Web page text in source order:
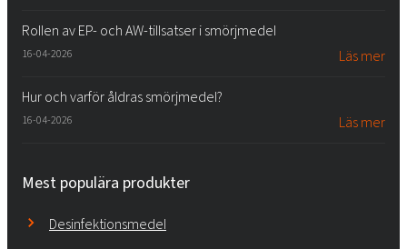
Rollen av EP- och AW-tillsatser i smörjmedel
16-04-2026 Läs mer
Hur och varför åldras smörjmedel?
16-04-2026 Läs mer
Mest populära produkter
Desinfektionsmedel